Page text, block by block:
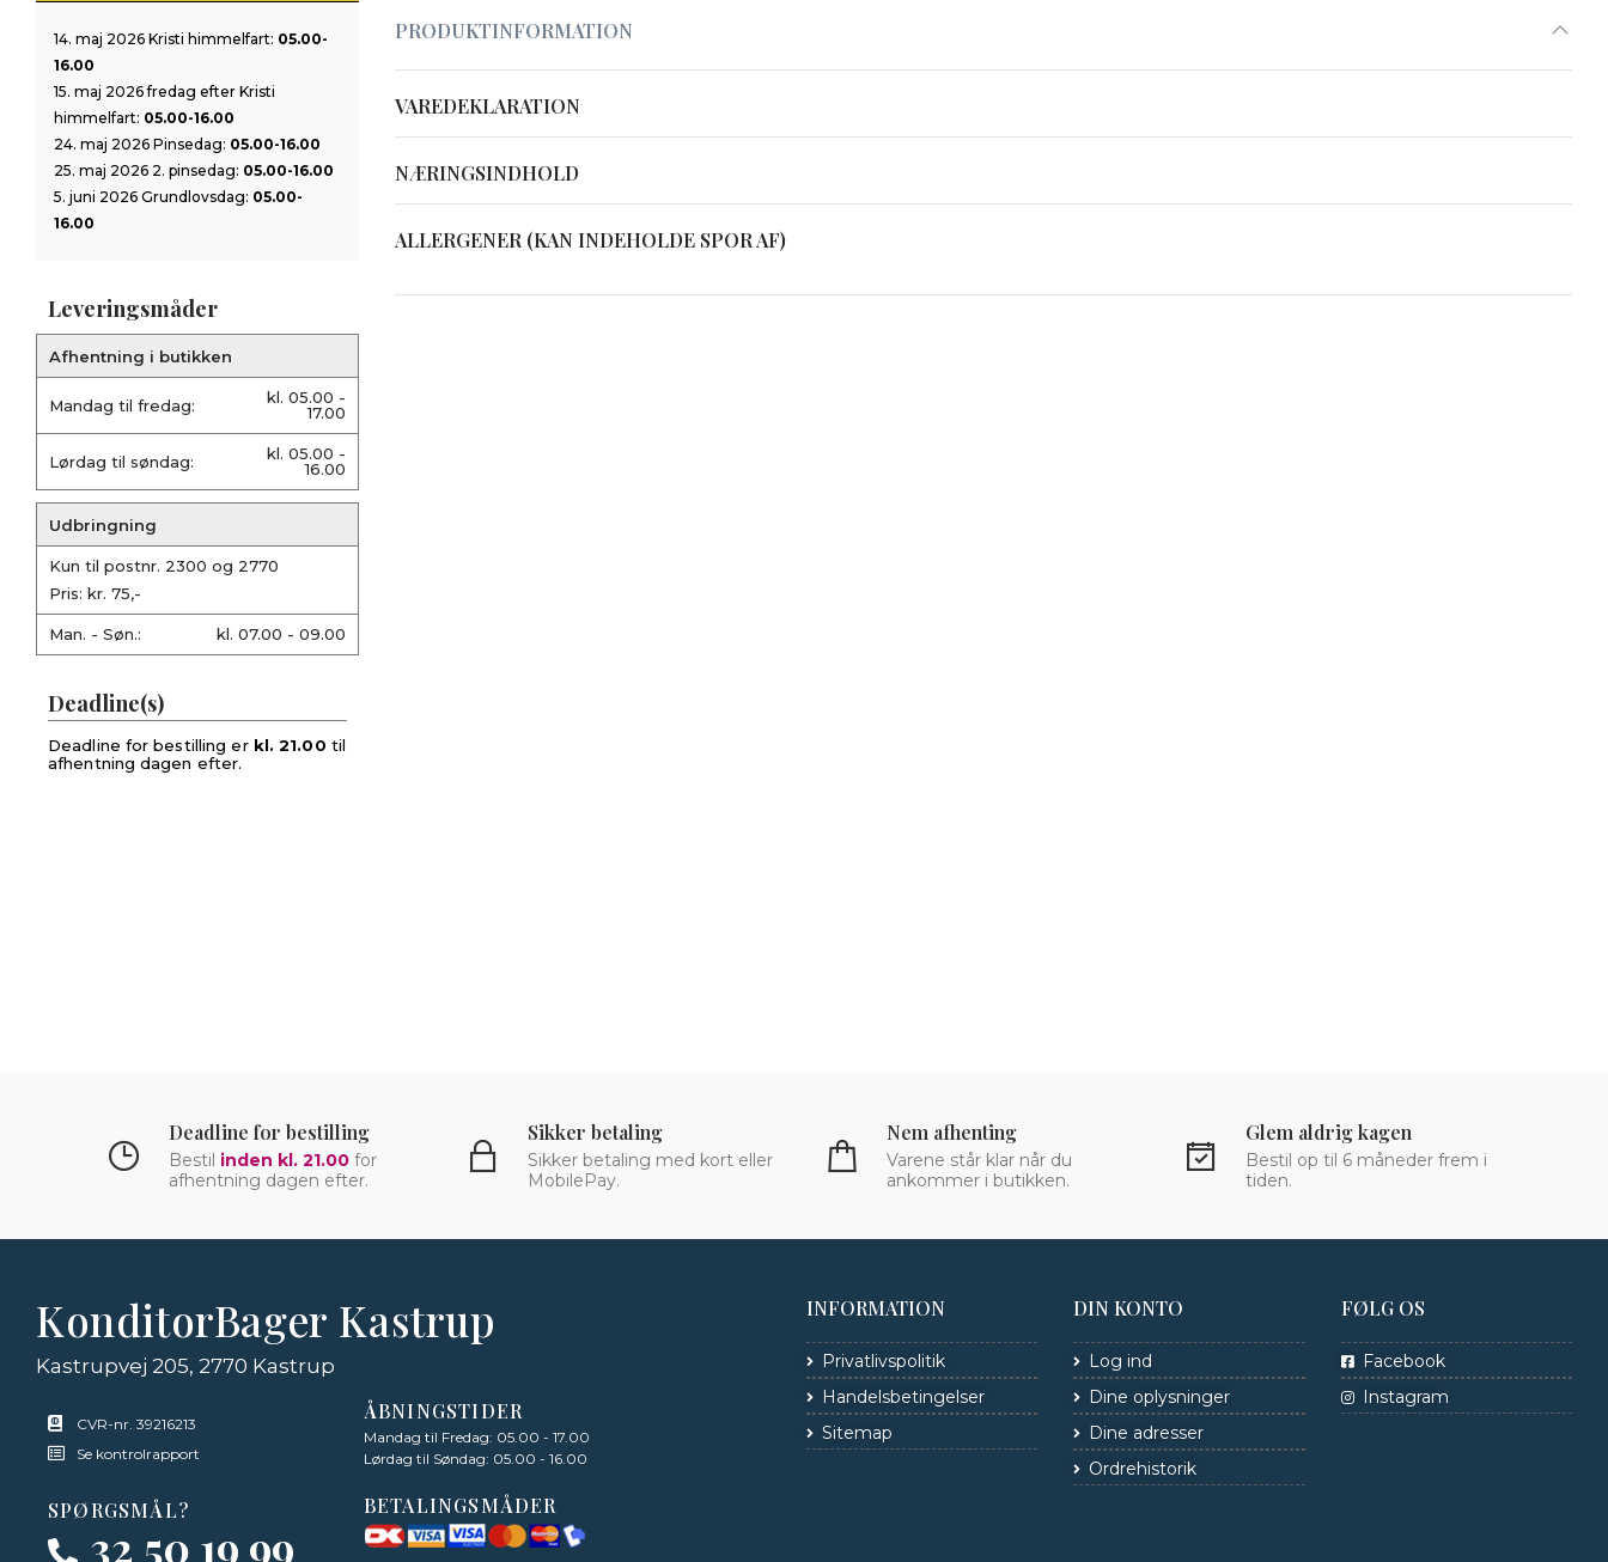
PRODUKTINFORMATION
VAREDEKLARATION
NÆRINGSINDHOLD
ALLERGENER (KAN INDEHOLDE SPOR AF)
14. maj 2026 Kristi himmelfart: 05.00-
16.00
15. maj 2026 fredag efter Kristi
himmelfart: 05.00-16.00
24. maj 2026 Pinsedag: 05.00-16.00
25. maj 2026 2. pinsedag: 05.00-16.00
5. juni 2026 Grundlovsdag: 05.00-
16.00
Leveringsmåder
Afhentning i butikken
Mandag til fredag:
kl. 05.00 -
17.00
Lørdag til søndag:
kl. 05.00 -
16.00
Udbringning
Kun til postnr. 2300 og 2770
Pris: kr. 75,-
Man. - Søn.: kl. 07.00 - 09.00
Deadline(s)
Deadline for bestilling er kl. 21.00 til
afhentning dagen efter.
Deadline for bestilling
Bestil inden kl. 21.00 for
afhentning dagen efter.
Sikker betaling
Sikker betaling med kort eller
MobilePay.
Nem afhenting
Varene står klar når du
ankommer i butikken.
Glem aldrig kagen
Bestil op til 6 måneder frem i
tiden.
KonditorBager Kastrup
Kastrupvej 205, 2770 Kastrup
CVR-nr. 39216213
Se kontrolrapport
SPØRGSMÅL?
32 50 19 99
ÅBNINGSTIDER
Mandag til Fredag: 05.00 - 17.00
Lørdag til Søndag: 05.00 - 16.00
BETALINGSMÅDER
INFORMATION
Privatlivspolitik
Handelsbetingelser
Sitemap
DIN KONTO
Log ind
Dine oplysninger
Dine adresser
Ordrehistorik
FØLG OS
Facebook
Instagram